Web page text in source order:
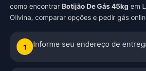
como encontrar Botijão De Gás 45kg em
Olivina, comparar opções e pedir gás
1 Informe seu endereço de